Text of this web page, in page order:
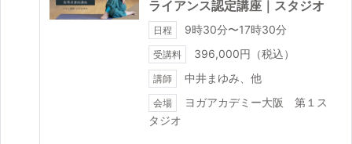
ライアンス認定講座｜スタジオ
日程 9時30分〜17時30分
受講料 396,000円（税込）
講師 中井まゆみ、他
会場
ヨガアカデミー大阪 第１ス
タジオ